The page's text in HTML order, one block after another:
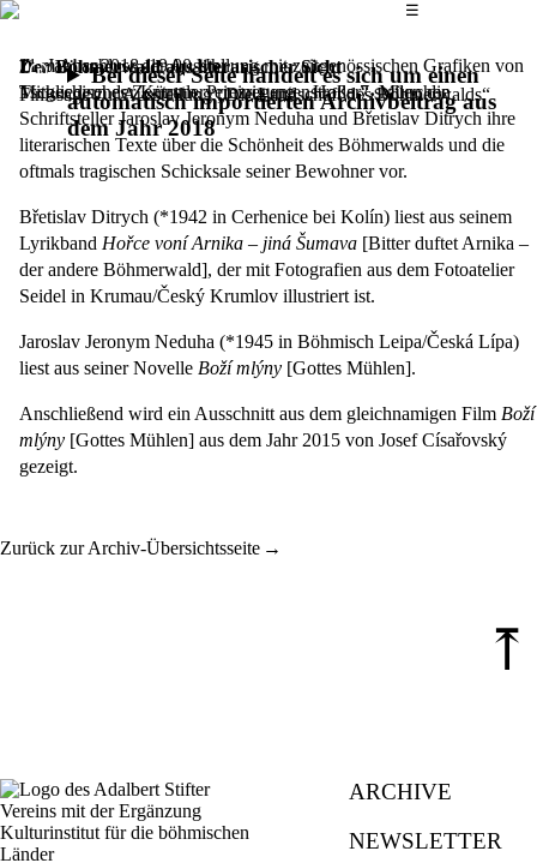
Das
☰
Bei dieser Seite handelt es sich um einen
automatisch importierten Archivbeitrag aus
dem Jahr 2018
Der Böhmerwald aus literarischer Sicht
Finissage zur Ausstellung „Die Landschaft des Böhmerwalds“
Zum Abschluss der Ausstellung mit zeitgenössischen Grafiken von
Mitgliedern der Künstlervereinigung „Hollar“ stellen die
Schriftsteller Jaroslav Jeronym Neduha und Břetislav Ditrych ihre
literarischen Texte über die Schönheit des Böhmerwalds und die
oftmals tragischen Schicksale seiner Bewohner vor.
Břetislav Ditrych (*1942 in Cerhenice bei Kolín) liest aus seinem
Lyrikband Hořce voní Arnika – jiná Šumava [Bitter duftet Arnika –
der andere Böhmerwald], der mit Fotografien aus dem Fotoatelier
Seidel in Krumau/Český Krumlov illustriert ist.
Jaroslav Jeronym Neduha (*1945 in Böhmisch Leipa/Česká Lípa)
liest aus seiner Novelle Boží mlýny [Gottes Mühlen].
Anschließend wird ein Ausschnitt aus dem gleichnamigen Film Boží
mlýny [Gottes Mühlen] aus dem Jahr 2015 von Josef Císařovský
gezeigt.
11. Januar 2018,19.00 Uhr
Tschechisches Zentrum, Prinzregentenstraße 7, München
Zurück zur Archiv-Übersichtsseite
⤒
ARCHIVE
NEWSLETTER